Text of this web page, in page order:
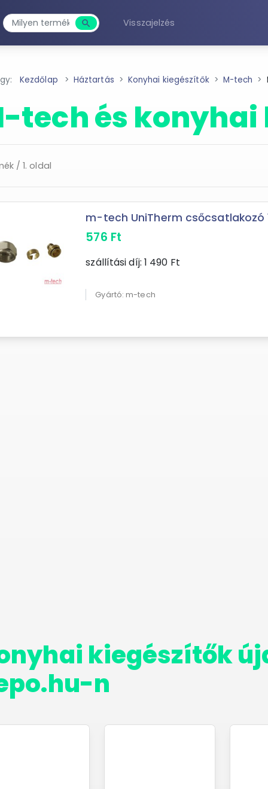
search
Keresés
Visszajelzés
Kezdőlap Háztartás Konyhai kiegészítők M-tech
tech és
/ 1. oldal
m-tech UniTherm csőcsatlakozó
576 Ft
szállítási díj: 1 490 Ft
Gyártó: m-tech
kiegészítők
n